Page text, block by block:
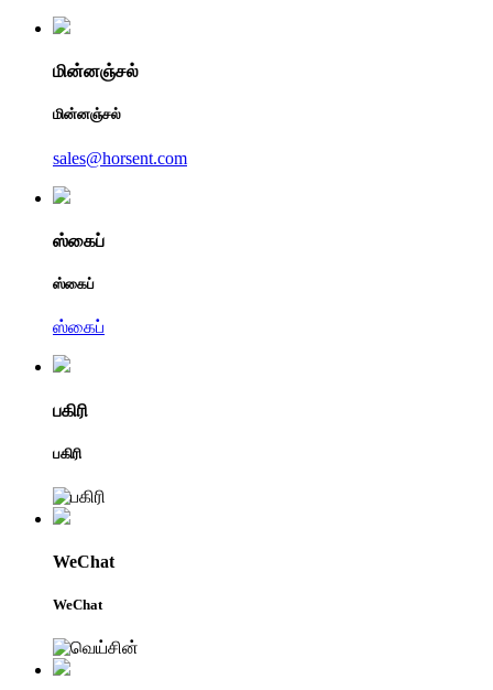
மின்னஞ்சல்
மின்னஞ்சல்
sales@horsent.com
ஸ்கைப்
ஸ்கைப்
ஸ்கைப்
பகிரி
பகிரி
WeChat
WeChat